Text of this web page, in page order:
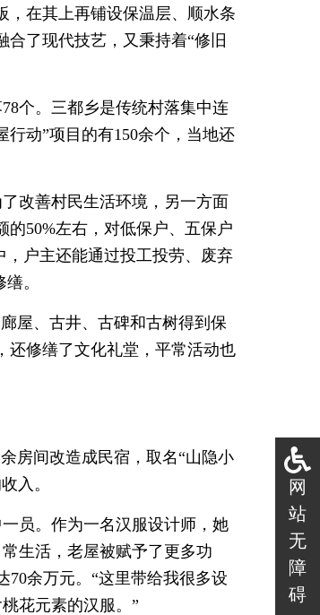
网
站
无
障
碍
，在其上再铺设保温层、顺水条
了现代技艺，又秉持着“修旧
个。三都乡是传统村落集中连
动”项目的有150余个，当地还
改善村民生活环境，另一方面
的50%左右，对低保户、五保户
，户主还能通过投工投劳、废弃
。
屋、古井、古碑和古树得到保
还修缮了文化礼堂，平常活动也
房间改造成民宿，取名“山隐小
入。
员。作为一名汉服设计师，她
生活，老屋被赋予了更多功
70余万元。“这里带给我很多设
花元素的汉服。”